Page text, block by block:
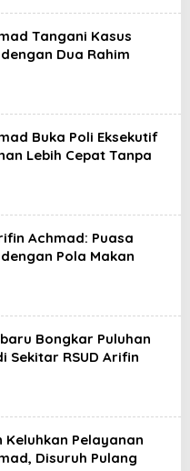
Tangani Kasus
Dua Rahim
Buka Poli Eksekutif
Lebih Cepat Tanpa
Achmad: Puasa
Pola Makan
Bongkar Puluhan
Sekitar RSUD Arifin
Keluhkan Pelayanan
Disuruh Pulang